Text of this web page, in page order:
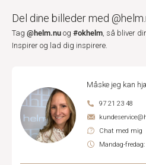
Del dine billeder med
Tag @helm.nu og #okhelm, så bliver
Inspirer og lad dig inspirere.
Måske jeg kan
97 21 23 48
Chat med mig
Mandag-